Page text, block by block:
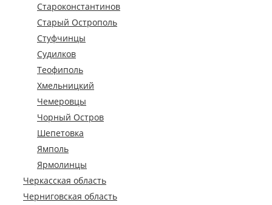
Староконстантинов
Старый Острополь
Стуфчинцы
Судилков
Теофиполь
Хмельницкий
Чемеровцы
Чорный Остров
Шепетовка
Ямполь
Ярмолинцы
Черкасская область
Черниговская область